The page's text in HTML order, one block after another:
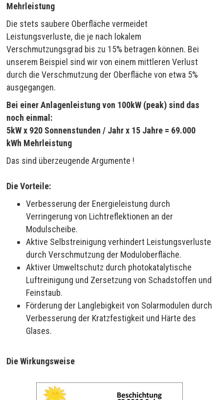
Mehrleistung
Die stets saubere Oberfläche vermeidet
Leistungsverluste, die je nach lokalem
Verschmutzungsgrad bis zu 15% betragen können. Bei
unserem Beispiel sind wir von einem mittleren Verlust
durch die Verschmutzung der Oberfläche von etwa 5%
ausgegangen.
Bei einer Anlagenleistung von 100kW (peak) sind das
noch einmal:
5kW x 920 Sonnenstunden / Jahr x 15 Jahre = 69.000
kWh Mehrleistung
Das sind überzeugende Argumente !
Die Vorteile:
Verbesserung der Energieleistung durch
Verringerung von Lichtreflektionen an der
Modulscheibe.
Aktive Selbstreinigung verhindert Leistungsverluste
durch Verschmutzung der Moduloberfläche.
Aktiver Umweltschutz durch photokatalytische
Luftreinigung und Zersetzung von Schadstoffen und
Feinstaub.
Förderung der Langlebigkeit von Solarmodulen durch
Verbesserung der Kratzfestigkeit und Härte des
Glases.
Die Wirkungsweise